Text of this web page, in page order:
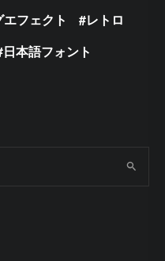
フェクト
レトロ
日本語フォント